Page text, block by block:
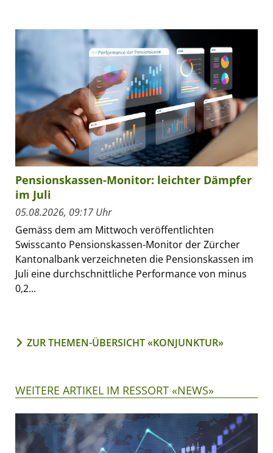
Pensionskassen-Monitor: leichter Dämpfer
im Juli
05.08.2026, 09:17 Uhr
Gemäss dem am Mittwoch veröffentlichten
Swisscanto Pensionskassen-Monitor der Zürcher
Kantonalbank verzeichneten die Pensionskassen im
Juli eine durchschnittliche Performance von minus
0,2...
ZUR THEMEN-ÜBERSICHT «KONJUNKTUR»
WEITERE ARTIKEL IM RESSORT «NEWS»